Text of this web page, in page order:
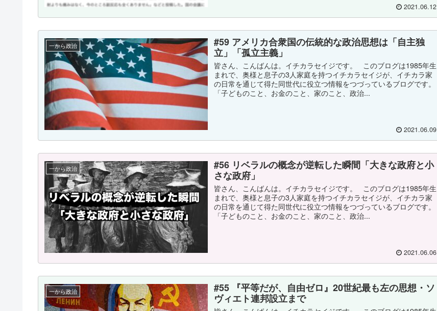
2021.06.12
一から政治
#59 アメリカ合衆国の伝統的な政治思想は「自主独
立」「孤立主義」
皆さん、こんばんは。イチカラセイジです。 このブログは1985年生
まれで、奥様と息子の3人家庭を持つイチカラセイジが、イチカラ家
の日常を通じて得た同世代に役立つ情報をつづっているブログです。
「子どものこと、お金のこと、家のこと、政治...
2021.06.09
一から政治
#56 リベラルの概念が逆転した瞬間「大きな政府と小
さな政府」
皆さん、こんばんは。イチカラセイジです。 このブログは1985年生
まれで、奥様と息子の3人家庭を持つイチカラセイジが、イチカラ家
の日常を通じて得た同世代に役立つ情報をつづっているブログです。
「子どものこと、お金のこと、家のこと、政治...
2021.06.06
一から政治
#55 『平等だが、自由ゼロ』20世紀最も左の思想・ソ
ヴィエト連邦設立まで